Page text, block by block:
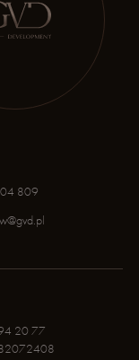
809
20 77